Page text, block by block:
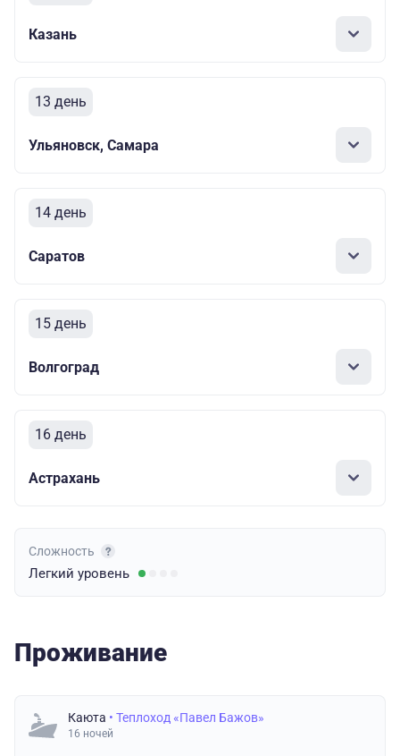
Казань
13 день
Ульяновск, Самара
14 день
Саратов
15 день
Волгоград
16 день
Астрахань
Сложность
Легкий уровень
Проживание
Каюта • Теплоход «Павел Бажов»
16 ночей